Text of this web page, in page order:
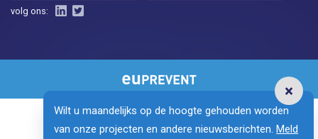
Wilt u maandelijks op de hoogte gehouden worden
van onze projecten en andere nieuwsberichten.Meld
volg ons: